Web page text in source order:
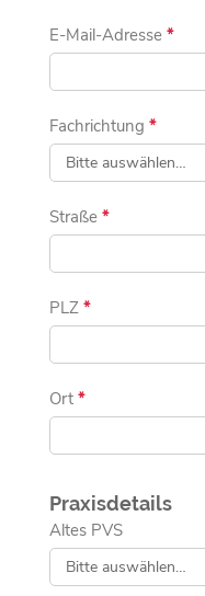
E-Mail-Adresse *
Fachrichtung *
Straße *
PLZ *
Ort *
Praxisdetails
Altes PVS